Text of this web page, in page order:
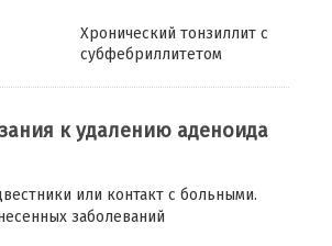
Хронический тонзиллит с
субфебриллитетом
к удалению аденоида
или контакт с больными.
заболеваний